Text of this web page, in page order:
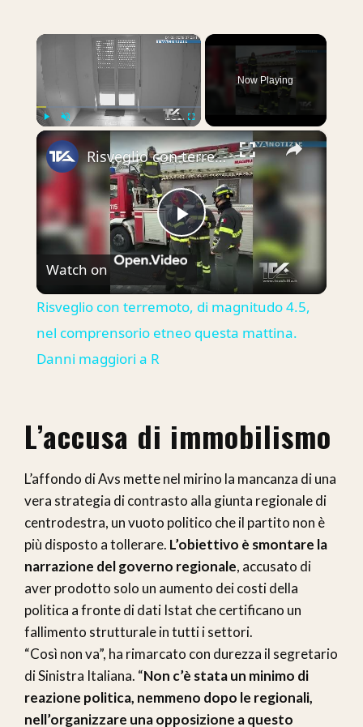
×
Fullscreen
Now Playing
×
Play
Video
Risveglio con terremoto, di magnitudo 4.5, nel comprensorio etneo questa mattina. Danni maggiori a R
Watch on
Risveglio con terremoto, di magnitudo 4.5,
nel comprensorio etneo questa mattina.
Danni maggiori a R
L’accusa di immobilismo
L’affondo di Avs mette nel mirino la mancanza di una
vera strategia di contrasto alla giunta regionale di
centrodestra, un vuoto politico che il partito non è
più disposto a tollerare. L’obiettivo è smontare la
narrazione del governo regionale, accusato di
aver prodotto solo un aumento dei costi della
politica a fronte di dati Istat che certificano un
fallimento strutturale in tutti i settori.
“Così non va”, ha rimarcato con durezza il segretario
di Sinistra Italiana. “Non c’è stata un minimo di
reazione politica, nemmeno dopo le regionali,
nell’organizzare una opposizione a questo